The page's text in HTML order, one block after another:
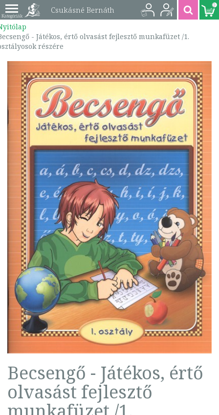
Csukásné Bernáth
Játékos, értő olvasást
/1. osztályosok részére
| 9789639812598
0
- Játékos, értő olvasást fejlesztő munkafüzet /1.
részére
Becsengő - Játékos, értő
olvasást fejlesztő